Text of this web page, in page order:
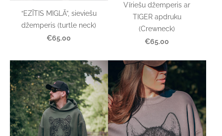
“EZĪTIS MIGLĀ”, sieviešu
džemperis (turtle neck)
€65.00
Vīriešu džemperis ar
TIGER apdruku
(Crewneck)
€65.00